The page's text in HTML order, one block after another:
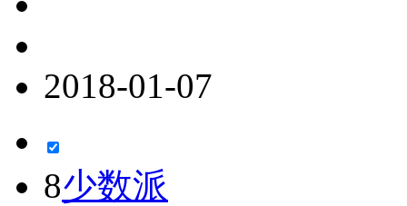
2018-01-07
8少数派